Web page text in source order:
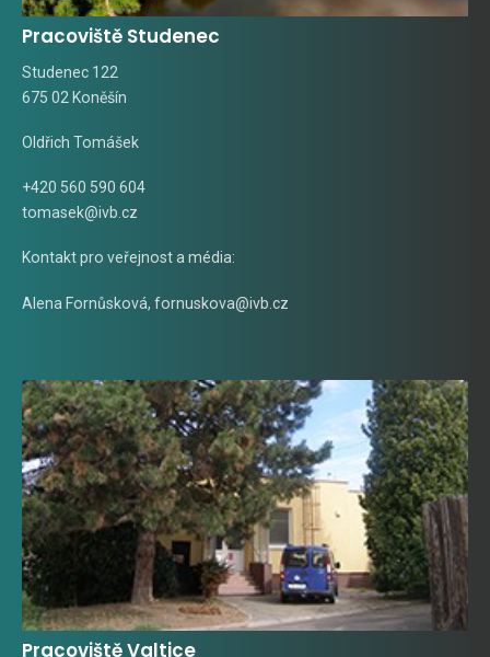
Pracoviště Studenec
Studenec 122
675 02 Koněšín
Oldřich Tomášek
+420 560 590 604
tomasek@ivb.cz
Kontakt pro veřejnost a média:
Alena Fornůsková, fornuskova@ivb.cz
Pracoviště Valtice